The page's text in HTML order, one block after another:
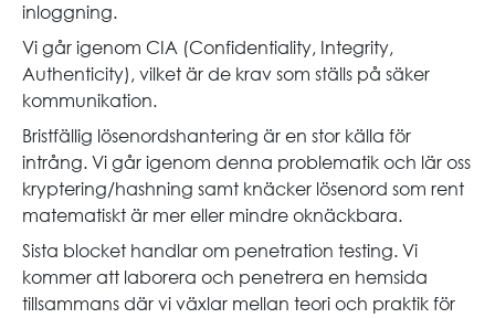
inloggning.
Vi går igenom CIA (Confidentiality, Integrity,
Authenticity), vilket är de krav som ställs på säker
kommunikation.
Bristfällig lösenordshantering är en stor källa för
intrång. Vi går igenom denna problematik och lär oss
kryptering/hashning samt knäcker lösenord som rent
matematiskt är mer eller mindre oknäckbara.
Sista blocket handlar om penetration testing. Vi
kommer att laborera och penetrera en hemsida
tillsammans där vi växlar mellan teori och praktik för